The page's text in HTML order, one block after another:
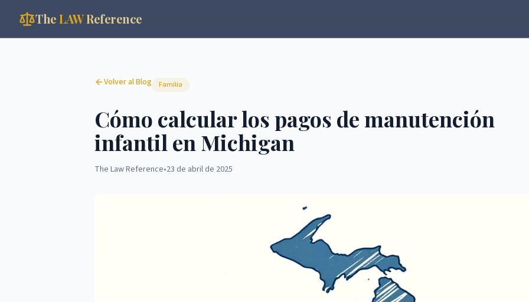
TheLAWReference
Volver al Blog Familia
Cómo calcular los pagos de manutención
infantil en Michigan
The Law Reference•23 de abril de 2025